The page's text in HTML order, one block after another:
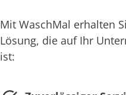
Mit WaschMal erhalten
Lösung, die auf Ihr
ist: